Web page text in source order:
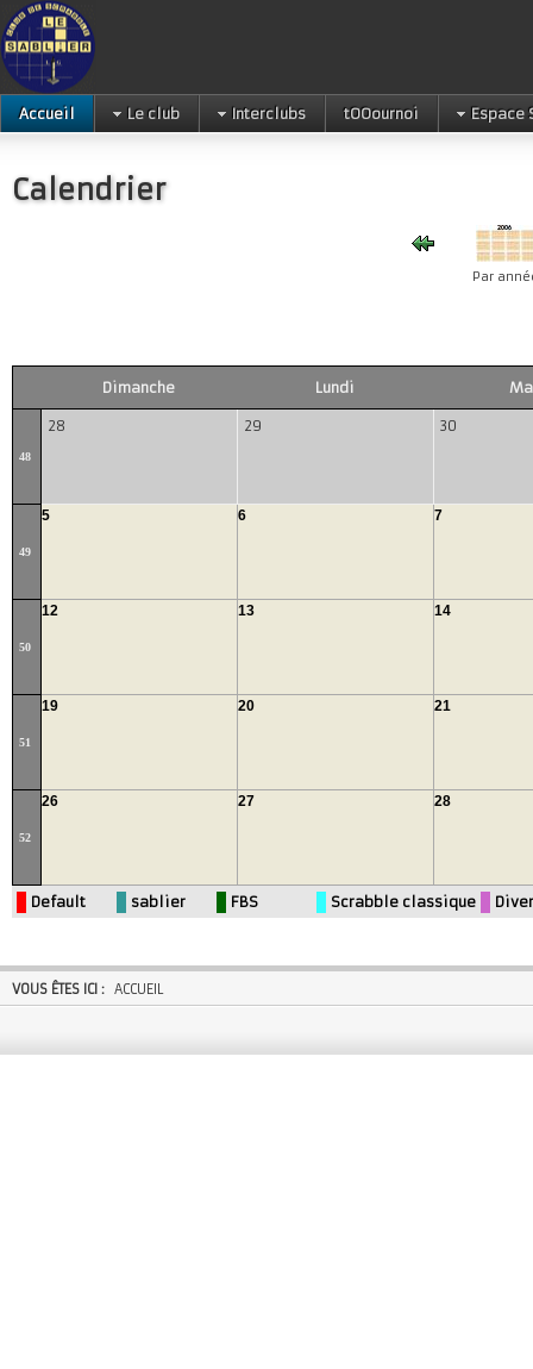
Accueil Le club Interclubs tOOournoi Espace
Calendrier
Par
Dimanche Lundi
48
28 29 30
49
5 6 7
50
12 13 14
51
19 20 21
52
26 27 28
Default sablier FBS Scrabble classique
VOUS ÊTES ICI : ACCUEIL